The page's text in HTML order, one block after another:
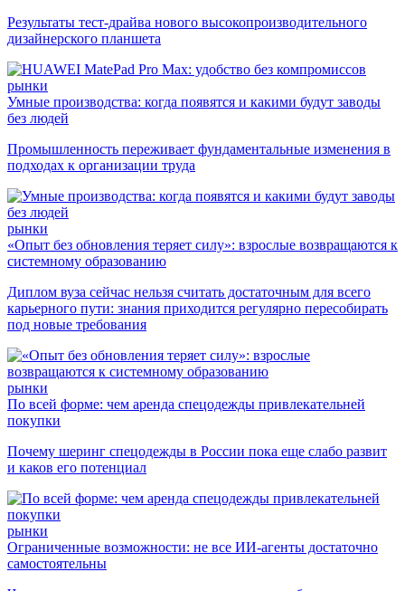
Результаты тест-драйва нового высокопроизводительного
дизайнерского планшета
рынки
Умные производства: когда появятся и какими будут заводы
без людей
Промышленность переживает фундаментальные изменения в
подходах к организации труда
рынки
«Опыт без обновления теряет силу»: взрослые возвращаются к
системному образованию
Диплом вуза сейчас нельзя считать достаточным для всего
карьерного пути: знания приходится регулярно пересобирать
под новые требования
рынки
По всей форме: чем аренда спецодежды привлекательней
покупки
Почему шеринг спецодежды в России пока еще слабо развит
и каков его потенциал
рынки
Ограниченные возможности: не все ИИ-агенты достаточно
самостоятельны